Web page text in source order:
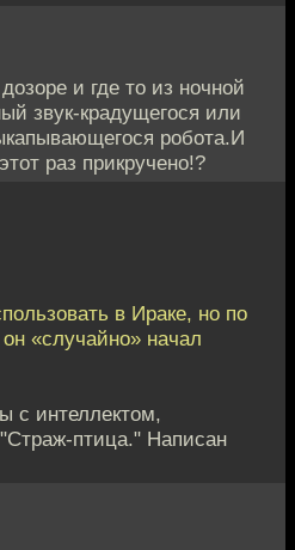
и где то из ночной
звук-крадущегося или
робота.И
раз прикручено!?
в Ираке, но по
«случайно» начал
с интеллектом,
птица." Написан